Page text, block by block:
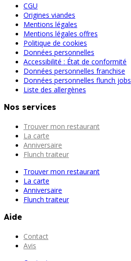
CGU
Origines viandes
Mentions légales
Mentions légales offres
Politique de cookies
Données personnelles
Accessibilité : État de conformité
Données personnelles franchise
Données personnelles flunch jobs
Liste des allergènes
Nos services
Trouver mon restaurant
La carte
Anniversaire
Flunch traiteur
Trouver mon restaurant
La carte
Anniversaire
Flunch traiteur
Aide
Contact
Avis